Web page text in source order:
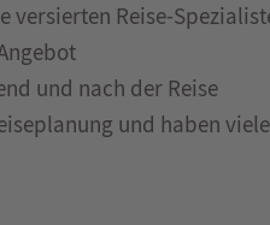
versierten Reise-
und nach der Reise
und haben